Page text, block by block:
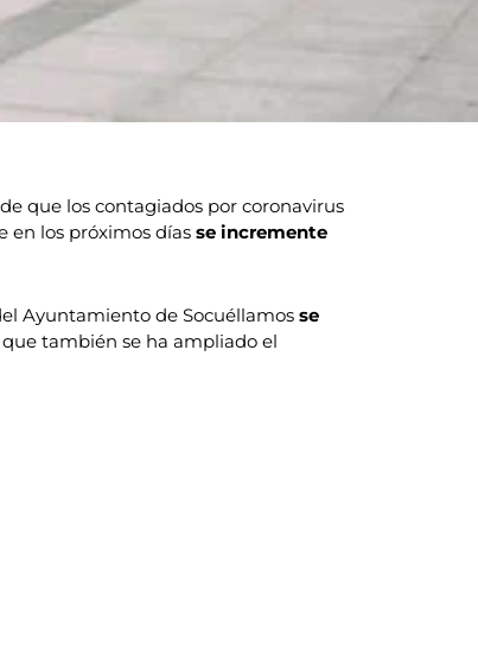
que los contagiados por coronavirus
en los próximos días se incremente
Ayuntamiento de Socuéllamos se
también se ha ampliado el